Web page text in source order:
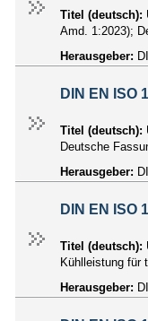
Titel (deutsch):
Amd. 1:2023);
Herausgeber:
DIN EN ISO
Titel (deutsch):
Deutsche
Herausgeber:
DIN EN ISO
Titel (deutsch):
Kühlleistung für
Herausgeber: